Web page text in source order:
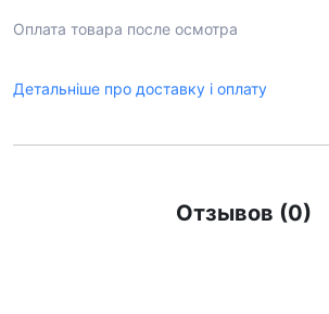
Оплата товара после осмотра
Детальніше про доставку і оплату
Отзывов (0)